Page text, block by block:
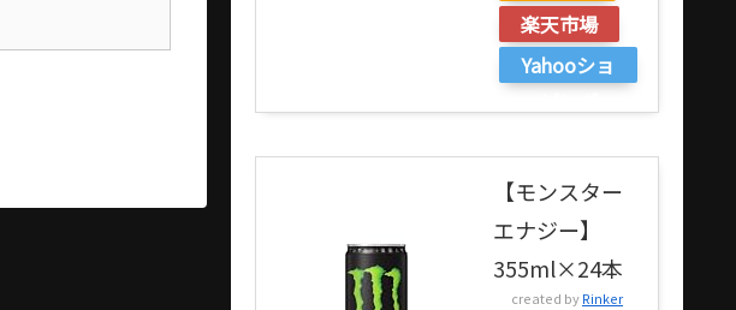
楽天市場
Yahooショ
【モンスター
エナジー】
355ml×24本
created byRinker